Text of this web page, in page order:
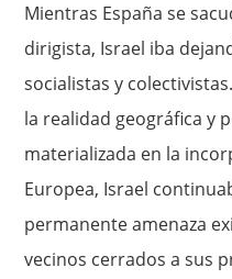
Mientras España se
dirigista, Israel iba
socialistas y
la realidad geográfica y
materializada en la
Europea, Israel
permanente amenaza
vecinos cerrados a sus